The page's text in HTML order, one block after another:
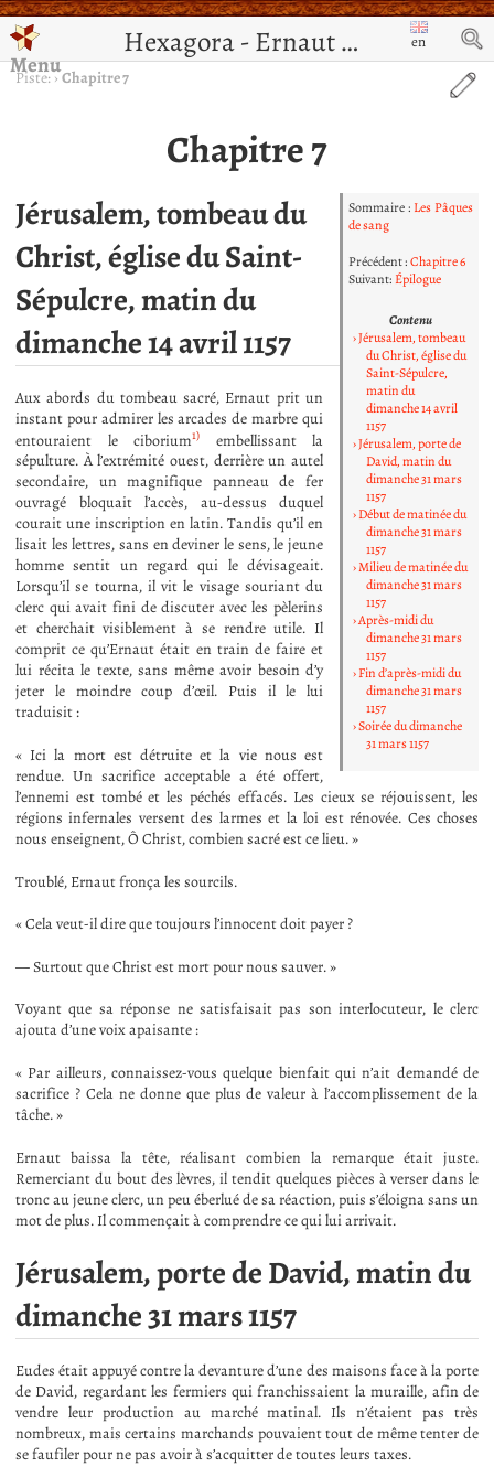
Hexagora - Ernaut de Jérusalem
Menu
en
Piste:›Chapitre 7
Chapitre 7
Sommaire : Les Pâques
de sang
Précédent :Chapitre 6
Suivant:Épilogue
Contenu
Jérusalem, tombeau
du Christ, église du
Saint-Sépulcre,
matin du
dimanche 14 avril
1157
Jérusalem, porte de
David, matin du
dimanche 31 mars
1157
Début de matinée du
dimanche 31 mars
1157
Milieu de matinée du
dimanche 31 mars
1157
Après-midi du
dimanche 31 mars
1157
Fin d’après-midi du
dimanche 31 mars
1157
Soirée du dimanche
31 mars 1157
Jérusalem, tombeau du
Christ, église du Saint-
Sépulcre, matin du
dimanche 14 avril 1157
Aux abords du tombeau sacré, Ernaut prit un
instant pour admirer les arcades de marbre qui
entouraient le ciborium1)
embellissant la
sépulture. À l’extrémité ouest, derrière un autel
secondaire, un magnifique panneau de fer
ouvragé bloquait l’accès, au-dessus duquel
courait une inscription en latin. Tandis qu’il en
lisait les lettres, sans en deviner le sens, le jeune
homme sentit un regard qui le dévisageait.
Lorsqu’il se tourna, il vit le visage souriant du
clerc qui avait fini de discuter avec les pèlerins
et cherchait visiblement à se rendre utile. Il
comprit ce qu’Ernaut était en train de faire et
lui récita le texte, sans même avoir besoin d’y
jeter le moindre coup d’œil. Puis il le lui
traduisit :
« Ici la mort est détruite et la vie nous est
rendue. Un sacrifice acceptable a été offert,
l’ennemi est tombé et les péchés effacés. Les cieux se réjouissent, les
régions infernales versent des larmes et la loi est rénovée. Ces choses
nous enseignent, Ô Christ, combien sacré est ce lieu. »
Troublé, Ernaut fronça les sourcils.
« Cela veut-il dire que toujours l’innocent doit payer ?
— Surtout que Christ est mort pour nous sauver. »
Voyant que sa réponse ne satisfaisait pas son interlocuteur, le clerc
ajouta d’une voix apaisante :
« Par ailleurs, connaissez-vous quelque bienfait qui n’ait demandé de
sacrifice ? Cela ne donne que plus de valeur à l’accomplissement de la
tâche. »
Ernaut baissa la tête, réalisant combien la remarque était juste.
Remerciant du bout des lèvres, il tendit quelques pièces à verser dans le
tronc au jeune clerc, un peu éberlué de sa réaction, puis s’éloigna sans un
mot de plus. Il commençait à comprendre ce qui lui arrivait.
Jérusalem, porte de David, matin du
dimanche 31 mars 1157
Eudes était appuyé contre la devanture d’une des maisons face à la porte
de David, regardant les fermiers qui franchissaient la muraille, afin de
vendre leur production au marché matinal. Ils n’étaient pas très
nombreux, mais certains marchands pouvaient tout de même tenter de
se faufiler pour ne pas avoir à s’acquitter de toutes leurs taxes.